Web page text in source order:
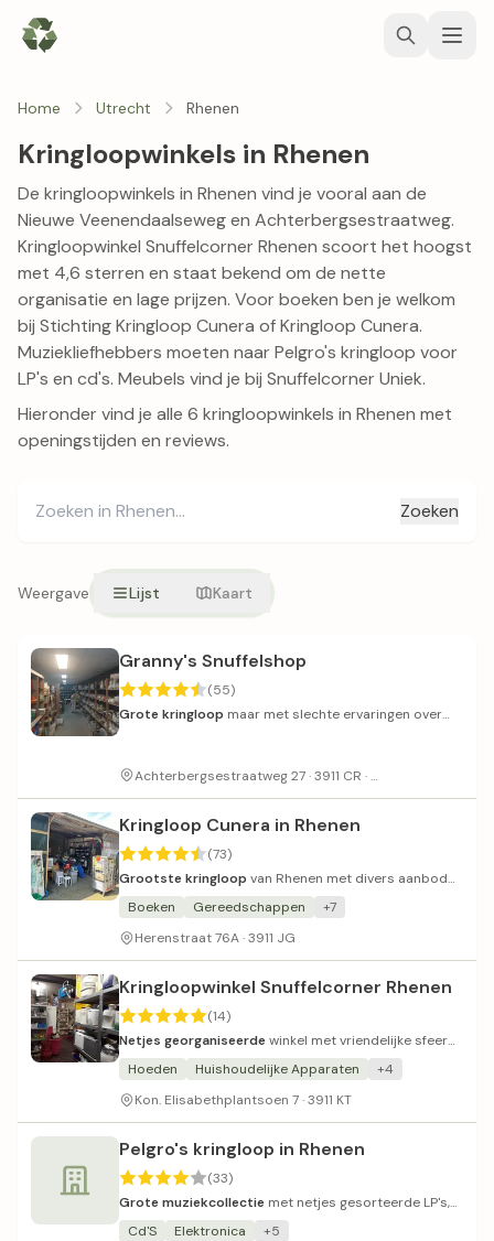
Home Utrecht Rhenen
Kringloopwinkels in Rhenen
De kringloopwinkels in Rhenen vind je vooral aan de
Nieuwe Veenendaalseweg en Achterbergsestraatweg.
Kringloopwinkel Snuffelcorner Rhenen scoort het hoogst
met 4,6 sterren en staat bekend om de nette
organisatie en lage prijzen. Voor boeken ben je welkom
bij Stichting Kringloop Cunera ofKringloop Cunera.
Muziekliefhebbers moeten naar Pelgro's kringloop voor
LP's en cd's. Meubels vind je bij Snuffelcorner Uniek.
Hieronder vind je alle 6 kringloopwinkels in Rhenen met
openingstijden en reviews.
Zoeken
Weergave Lijst Kaart
Granny's Snuffelshop
(55)
Grote kringloop maar met slechte ervaringen over
Achterbergsestraatweg 27 · 3911 CR ·
Kringloop Cunera in Rhenen
(73)
Grootste kringloop van Rhenen met divers aanbod
en vriendelijk personeel.
Boeken Gereedschappen
+7
Herenstraat 76A · 3911 JG
Kringloopwinkel Snuffelcorner Rhenen
(14)
Netjes georganiseerde winkel met vriendelijke sfeer
en lage prijzen.
Hoeden Huishoudelijke Apparaten
+4
Kon. Elisabethplantsoen 7 · 3911 KT
Pelgro's kringloop in Rhenen
(33)
Grote muziekcollectie met netjes gesorteerde LP's,
cd's en boeken.
Cd'S Elektronica
+5